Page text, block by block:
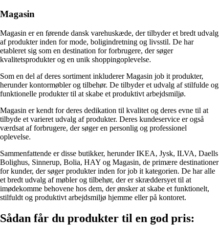
Magasin
Magasin er en førende dansk varehuskæde, der tilbyder et bredt udvalg
af produkter inden for mode, boligindretning og livsstil. De har
etableret sig som en destination for forbrugere, der søger
kvalitetsprodukter og en unik shoppingoplevelse.
Som en del af deres sortiment inkluderer Magasin job it produkter,
herunder kontormøbler og tilbehør. De tilbyder et udvalg af stilfulde og
funktionelle produkter til at skabe et produktivt arbejdsmiljø.
Magasin er kendt for deres dedikation til kvalitet og deres evne til at
tilbyde et varieret udvalg af produkter. Deres kundeservice er også
værdsat af forbrugere, der søger en personlig og professionel
oplevelse.
Sammenfattende er disse butikker, herunder IKEA, Jysk, ILVA, Daells
Bolighus, Sinnerup, Bolia, HAY og Magasin, de primære destinationer
for kunder, der søger produkter inden for job it kategorien. De har alle
et bredt udvalg af møbler og tilbehør, der er skræddersyet til at
imødekomme behovene hos dem, der ønsker at skabe et funktionelt,
stilfuldt og produktivt arbejdsmiljø hjemme eller på kontoret.
Sådan får du produkter til en god pris: